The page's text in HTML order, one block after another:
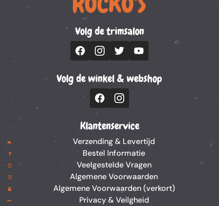
Volg de trimsalon
Volg de winkel & webshop
Klantenservice
Verzending & Levertijd
Bestel Informatie
Veelgestelde Vragen
Algemene Voorwaarden
Algemene Voorwaarden (verkort)
Privacy & Veilgheid